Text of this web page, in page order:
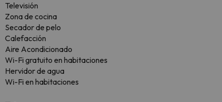
Televisión
Zona de cocina
Secador de pelo
Calefacción
Aire Acondicionado
Wi-Fi gratuito en habitaciones
Hervidor de agua
Wi-Fi en habitaciones